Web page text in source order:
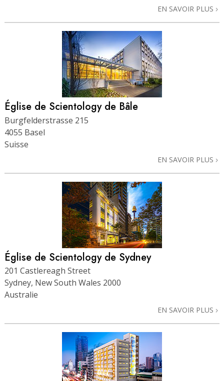
EN SAVOIR PLUS
Église de Scientology de Bâle
Burgfelderstrasse 215
4055 Basel
Suisse
EN SAVOIR PLUS
Église de Scientology de Sydney
201 Castlereagh Street
Sydney, New South Wales 2000
Australie
EN SAVOIR PLUS